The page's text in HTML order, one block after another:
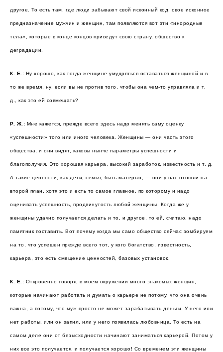
другое. То есть там, где люди забывают свой исконный код, свое исконное
предназначение мужчин и женщин, там появляются вот эти «инородные
тела», которые в конце концов приведут свою страну, общество к
деградации.
К. Е.: Ну хорошо, как тогда женщине умудряться оставаться женщиной и в
то же время, ну, если вы не против того, чтобы она чем-то управляла и т.
д., как это ей совмещать?
Р. Ж.: Мне кажется, прежде всего здесь надо менять саму оценку
«успешности» того или иного человека. Женщины — они часть этого
общества, и они видят, каковы нынче параметры успешности и
благополучия. Это хорошая карьера, высокий заработок, известность и т. д.
А такие ценности, как дети, семья, быть матерью, — они у нас отошли на
второй план, хотя это и есть то самое главное, по которому и надо
оценивать успешность, продвинутость любой женщины. Когда же у
женщины удачно получается делать и то, и другое, то ей, считаю, надо
памятник поставить. Вот почему когда мы само общество сейчас зомбируем
на то, что успешен прежде всего тот, у кого богатство, известность,
карьера, это есть смещение ценностей, базовых установок.
К. Е.: Откровенно говоря, в моем окружении много знакомых женщин,
которые начинают работать и думать о карьере не потому, что она очень
важна, а потому, что муж просто не может зарабатывать деньги. У него или
нет работы, или он запил, или у него появилась любовница. То есть на
самом деле они от безысходности начинают заниматься карьерой. Потом у
них все это получается, и получается хорошо! Со временем эти женщины